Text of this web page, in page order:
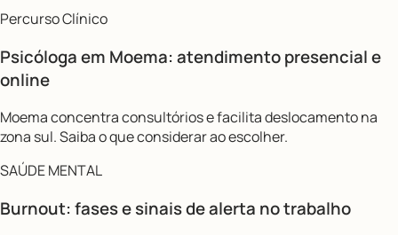
Percurso Clínico
Psicóloga em Moema: atendimento presencial e
online
Moema concentra consultórios e facilita deslocamento na
zona sul. Saiba o que considerar ao escolher.
SAÚDE MENTAL
Burnout: fases e sinais de alerta no trabalho